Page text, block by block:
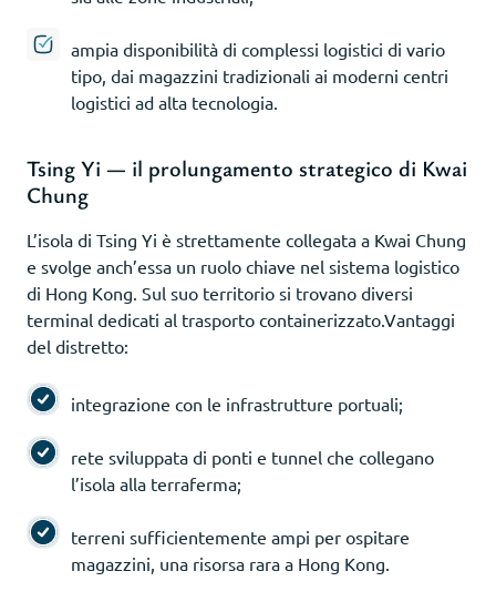
ampia disponibilità di complessi logistici di vario
tipo, dai magazzini tradizionali ai moderni centri
logistici ad alta tecnologia.
Tsing Yi — il prolungamento strategico di Kwai
Chung
L’isola di Tsing Yi è strettamente collegata a Kwai Chung
e svolge anch’essa un ruolo chiave nel sistema logistico
di Hong Kong. Sul suo territorio si trovano diversi
terminal dedicati al trasporto containerizzato.Vantaggi
del distretto:
integrazione con le infrastrutture portuali;
rete sviluppata di ponti e tunnel che collegano
l’isola alla terraferma;
terreni sufficientemente ampi per ospitare
magazzini, una risorsa rara a Hong Kong.